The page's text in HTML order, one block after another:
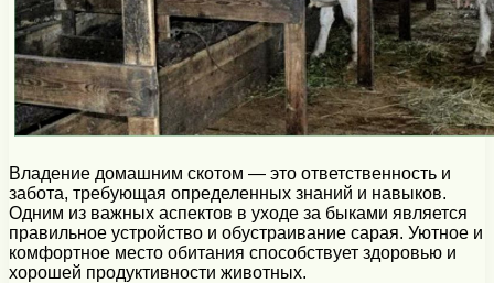
Владение домашним скотом — это ответственность и
забота, требующая определенных знаний и навыков.
Одним из важных аспектов в уходе за быками является
правильное устройство и обустраивание сарая. Уютное и
комфортное место обитания способствует здоровью и
хорошей продуктивности животных.